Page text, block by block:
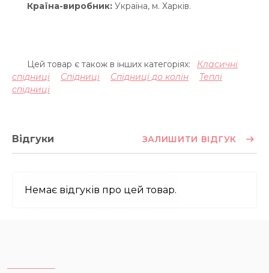
Країна-виробник: Україна, м. Харків.
Цей товар є також в інших категоріях:
Класичні
спідниці
Спідниці Спідниці до колін
Теплі
спідниці
Відгуки ЗАЛИШИТИ ВІДГУК
Немає відгуків про цей товар.